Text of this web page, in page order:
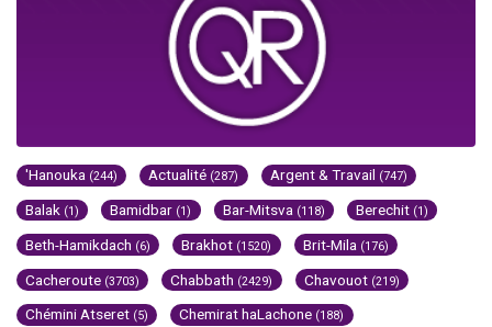
'Hanouka (244) Actualité (287) Argent & Travail (747)
Balak (1) Bamidbar (1) Bar-Mitsva (118) Berechit (1)
Beth-Hamikdach (6) Brakhot (1520) Brit-Mila (176)
Cacheroute (3703) Chabbath (2429) Chavouot (219)
Chémini Atseret (5) Chemirat haLachone (188)